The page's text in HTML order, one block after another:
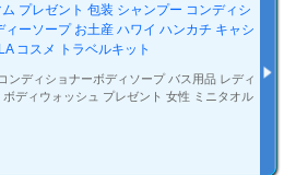
プレゼント 包装 シャンプー コンディシ
ィーソープ お土産 ハワイ ハンカチ キャシ
コスメ トラベルキット
ンディショナーボディソープ バス用品 レディ
ボディウォッシュ プレゼント 女性 ミニタオル